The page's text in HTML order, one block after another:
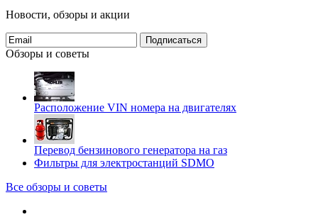
Новости, обзоры и акции
Подписаться
Обзоры и советы
Расположение VIN номера на двигателях
Перевод бензинового генератора на газ
Фильтры для электростанций SDMO
Все обзоры и советы